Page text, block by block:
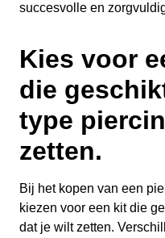
succesvolle en
Kies voor
die
type
zetten.
Bij het kopen van een
kiezen voor een kit die
dat je wilt zetten.